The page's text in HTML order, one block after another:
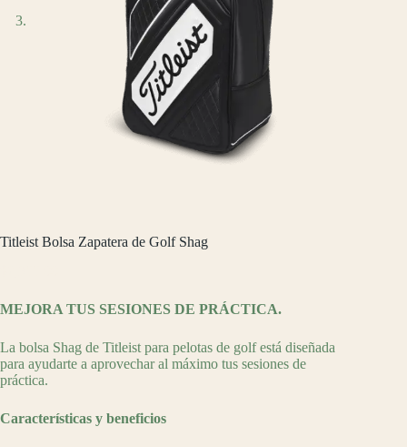
Titleist Bolsa Zapatera de Golf Shag
MEJORA TUS SESIONES DE PRÁCTICA.
La bolsa Shag de Titleist para pelotas de golf está diseñada
para ayudarte a aprovechar al máximo tus sesiones de
práctica.
Características y beneficios